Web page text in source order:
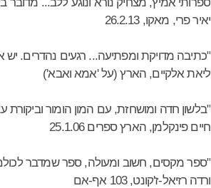
יאיר פרי, מאקו, 26.2.13
"כתיבה מדויקת ומפתיעה... רגעים נהדרים.
ליאת אלקיים, הארץ (על 'אמא ואבא')
"בלשון חדה ומושחזת, עם המון הומור וביקורת עצמית,
חיים פינקלמן, הארץ ספרים 25.1.06
"ספר מקסים, חשוב ומעולה, ספר שמדבר
ורדה רזיאל-ז'קונט, 103 אף-אם